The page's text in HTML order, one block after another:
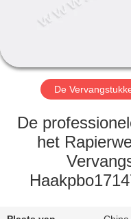
ONS
ONS
De
De
het